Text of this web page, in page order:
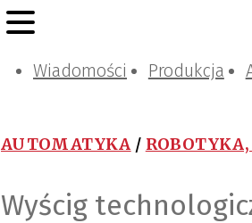
Wiadomości Produkcja
AUTOMATYKA /
Wyścig